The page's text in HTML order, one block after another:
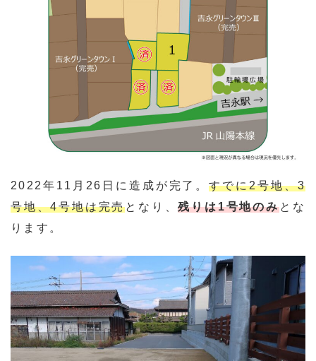
2022年11月26日に造成が完了。すでに2号地、3
号地、4号地は完売となり、残りは1号地のみとな
ります。